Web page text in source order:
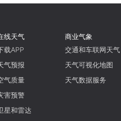
线天气
载APP
气预报
气质量
害预警
星和雷达
商业气象
交通和车联网天气
天气可视化地图
天气数据服务